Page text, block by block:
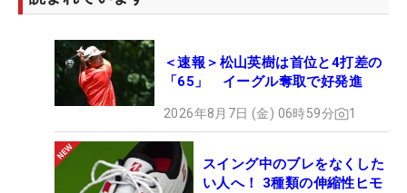
＜速報＞松山英樹は首位と4打差の
「65」 イーグル奪取で好発進
2026年8月7日 (金) 06時59分 1
スイング中のブレをなくした
い人へ！ 3種類の伸縮性ヒモ